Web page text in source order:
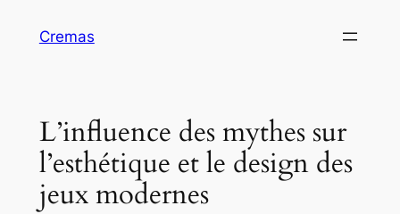
Cremas
L’influence des mythes sur
l’esthétique et le design des
jeux modernes